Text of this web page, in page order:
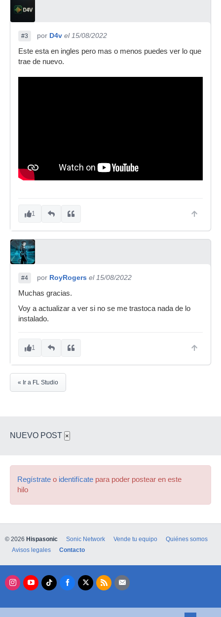
#3 por D4v el 15/08/2022
Este esta en ingles pero mas o menos puedes ver lo que
trae de nuevo.
1
#4 por RoyRogers el 15/08/2022
Muchas gracias.
Voy a actualizar a ver si no se me trastoca nada de lo
instalado.
1
« Ir a FL Studio
NUEVO POST ×
Regístrate o identifícate para poder postear en este
hilo
© 2026 Hispasonic Sonic Network Vende tu equipo
Quiénes somos
Avisos legales
Contacto